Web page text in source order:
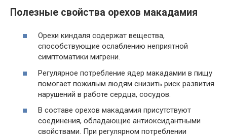
Полезные свойства орехов макадамия
Орехи киндаля содержат вещества,
способствующие ослаблению неприятной
симптоматики мигрени.
Регулярное потребление ядер макадамии в пищу
помогает пожилым людям снизить риск развития
нарушений в работе сердца, сосудов.
В составе орехов макадамия присутствуют
соединения, обладающие антиоксидантными
свойствами. При регулярном потреблении